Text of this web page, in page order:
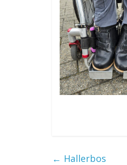
← Hallerbos